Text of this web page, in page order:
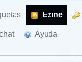
Ezine
Ayuda